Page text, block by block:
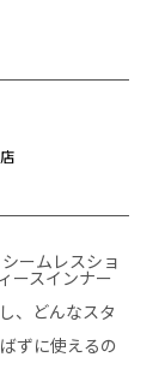
ームレスショ
ースインナー
、どんなスタ
ずに使えるの